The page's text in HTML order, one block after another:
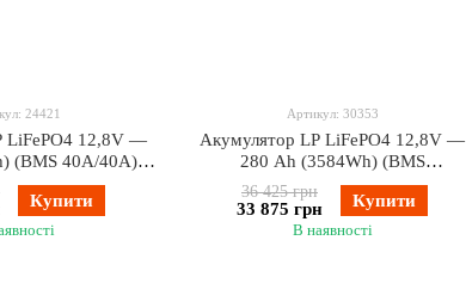
24421
LiFePO4 12,8V —
(BMS 40A/40А)
Smart BT
Купити
Артикул: 30353
Акумулятор LP LiFePO4 12,8V —
280 Ah (3584Wh) (BMS
200A/100А) пластик Smart BT
36 425 грн
33 875 грн Купити
В наявності